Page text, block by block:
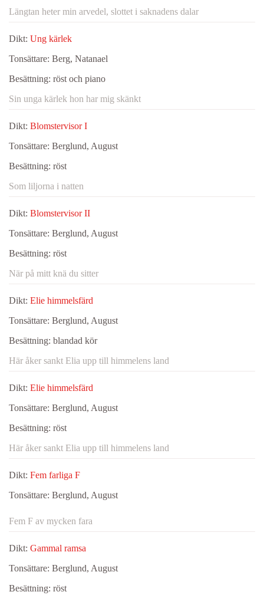
Längtan heter min arvedel, slottet i saknadens dalar
Dikt: Ung kärlek
Tonsättare: Berg, Natanael
Besättning: röst och piano
Sin unga kärlek hon har mig skänkt
Dikt: Blomstervisor I
Tonsättare: Berglund, August
Besättning: röst
Som liljorna i natten
Dikt: Blomstervisor II
Tonsättare: Berglund, August
Besättning: röst
När på mitt knä du sitter
Dikt: Elie himmelsfärd
Tonsättare: Berglund, August
Besättning: blandad kör
Här åker sankt Elia upp till himmelens land
Dikt: Elie himmelsfärd
Tonsättare: Berglund, August
Besättning: röst
Här åker sankt Elia upp till himmelens land
Dikt: Fem farliga F
Tonsättare: Berglund, August
Fem F av mycken fara
Dikt: Gammal ramsa
Tonsättare: Berglund, August
Besättning: röst